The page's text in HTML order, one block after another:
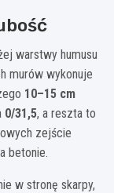
warstwy humusu
murów wykonuje
10–15 cm
0/31,5, a reszta to
zejście
betonie.
w stronę skarpy,